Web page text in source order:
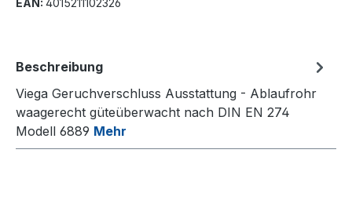
EAN: 4015211102326
Beschreibung
Viega Geruchverschluss Ausstattung - Ablaufrohr
waagerecht güteüberwacht nach DIN EN 274
Modell 6889 Mehr